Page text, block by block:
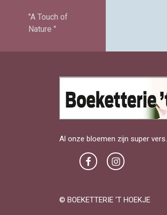
"A Touch of
Nature "
Al onze bloemen zijn super vers.
© BOEKETTERIE 'T HOEKJE